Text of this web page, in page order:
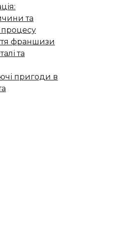
та
процесу
франшизи
та
пригоди в